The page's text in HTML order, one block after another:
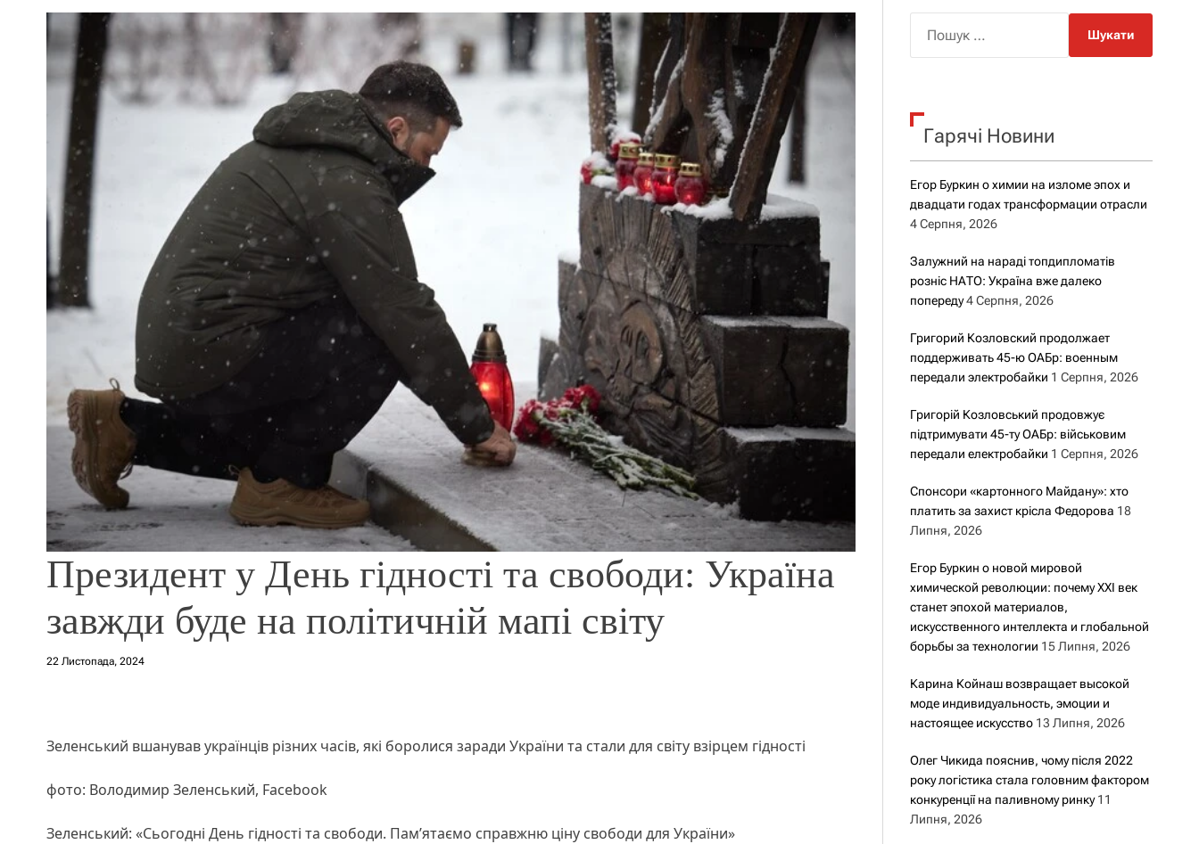
о
у
Президент у День гідності та свободи: Україна
завжди буде на політичній мапі світу
22 Листопада, 2024
Зеленський вшанував українців різних часів, які боролися заради України та стали для світу взірцем гідності
фото: Володимир Зеленський, Facebook
Зеленський: «Сьогодні День гідності та свободи. Памʼятаємо справжню ціну свободи для України»
к
Гарячі Новини
Егор Буркин о химии на изломе эпох и
двадцати годах трансформации отрасли
4 Серпня, 2026
Залужний на нараді топдипломатів
розніс НАТО: Україна вже далеко
попереду 4 Серпня, 2026
Григорий Козловский продолжает
поддерживать 45-ю ОАБр: военным
передали электробайки 1 Серпня, 2026
Григорій Козловський продовжує
підтримувати 45-ту ОАБр: військовим
передали електробайки 1 Серпня, 2026
Спонсори «картонного Майдану»: хто
платить за захист крісла Федорова 18
Липня, 2026
Егор Буркин о новой мировой
химической революции: почему XXI век
станет эпохой материалов,
искусственного интеллекта и глобальной
борьбы за технологии 15 Липня, 2026
Карина Койнаш возвращает высокой
моде индивидуальность, эмоции и
настоящее искусство 13 Липня, 2026
Олег Чикида пояснив, чому після 2022
року логістика стала головним фактором
конкуренції на паливному ринку 11
Липня, 2026